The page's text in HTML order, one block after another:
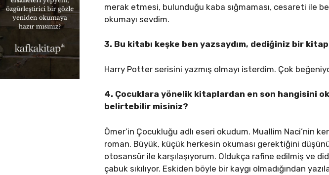
merak etmesi, bulunduğu kaba sığmaması, cesareti ile
okumayı sevdim.
3. Bu kitabı keşke ben yazsaydım, dediğiniz bir
Harry Potter serisini yazmış olmayı isterdim. Çok
4. Çocuklara yönelik kitaplardan en son hangisini
belirtebilir misiniz?
Ömer’in Çocukluğu adlı eseri okudum. Muallim Naci’nin
roman. Büyük, küçük herkesin okuması gerektiğini
otosansür ile karşılaşıyorum. Oldukça rafine edilmiş ve
çabuk sıkılıyor. Eskiden böyle bir kaygı olmadığından